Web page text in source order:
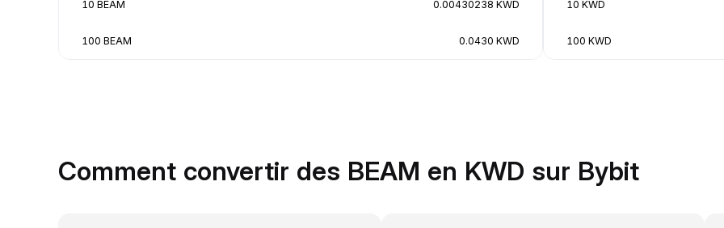
10 BEAM 0.00430238 KWD
100 BEAM 0.0430 KWD
10 KWD
100 KWD
Comment convertir des BEAM en KWD sur Bybit